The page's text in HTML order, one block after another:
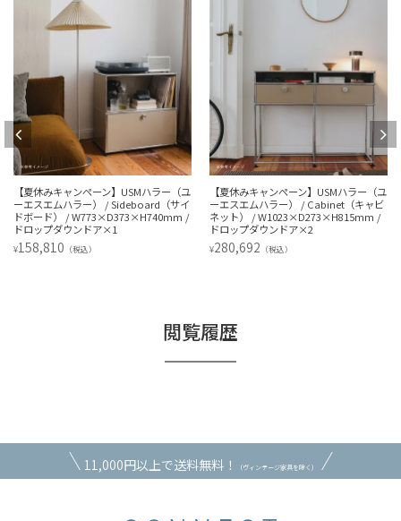
【夏休みキャンペーン】USMハラー（ユ
ーエスエムハラー） / Cabinet（キャビ
ネット） / W1023×D273×H815mm /
ドロップダウンドア×2
¥280,692 （税込）
【夏休みキャンペーン】USMハラー（ユ
ーエスエムハラー） / Sideboard（サイ
ドボード） / W773×D373×H565mm /
ドロップダウンドア×1
¥137,548 （税込）
閲覧履歴
11,000円以上で送料無料！ （ヴィンテージ家具を除く）